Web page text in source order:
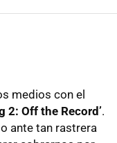
medios con el
2: Off the Record’.
ante tan rastrera